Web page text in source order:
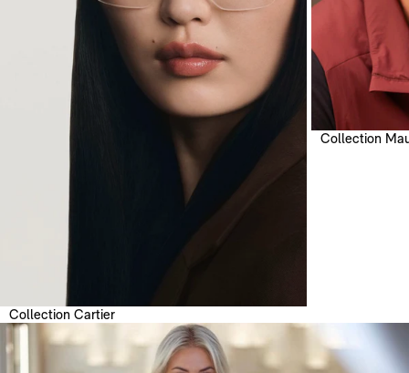
Découvrez la collection Balenciaga Extreme chez Céline
Roland Opticien Lunetier
Chez Céline Roland Opticien Lunetier, nous mettons à votre disposition
une sélection exclusive de lunettes de soleil Balenciaga et d’autres
grandes marques de luxe. Découvrez notre gamme complète de lunette
de soleil pour homme et trouvez le modèle qui sublimera votre
personnalité. Nos opticiens diplômés vous accompagnent pour choisir
vos lunettes en fonction de votre morphologie et de vos besoins visuels.
N’hésitez pas à consulter notre site pour explorer les dernières
collections de lunettes de soleil Balenciaga et bénéficier de conseils
d’experts pour un achat de lunettes en toute sérénité.
Découvrez également notre best-seller Balenciaga,
et de vue sont certifiées 100% authentiques et disponibles dès
maintenant sur le site de Céline Roland Opticien Lunetier. Redéfinissez
votre look et ajoutez une touche de luxe intemporel à votre collection
Collection Cartier
Collection